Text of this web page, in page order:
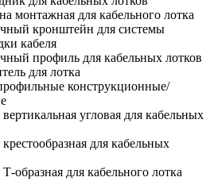
монтажная для кабельного лотка
кронштейн для системы
кабеля
профиль для кабельных лотков
для лотка
конструкционные/
угловая для кабельных
для кабельных
образная для кабельного лотка